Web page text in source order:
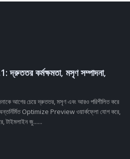
কর্মক্ষমতা, মসৃণ সম্পাদনা,
আগের চেয়ে দ্রুততর, মসৃণ এবং আরও পরিশীলিত করে
Optimize Preview ওয়ার্কফ্লো যোগ করে,
টাইমলাইন জু......